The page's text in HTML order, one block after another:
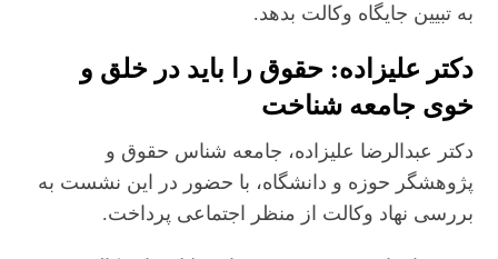
به تبیین جایگاه وکالت بدهد.
دکتر علیزاده: حقوق را باید در خلق و
خوی جامعه شناخت
دکتر عبدالرضا علیزاده، جامعه شناس حقوق و
پژوهشگر حوزه و دانشگاه، با حضور در این نشست به
بررسی نهاد وکالت از منظر اجتماعی پرداخت.